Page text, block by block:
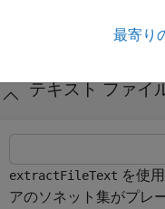
テキスト ファイ
extractFileText を使
アのソネット集がプレ
最寄り